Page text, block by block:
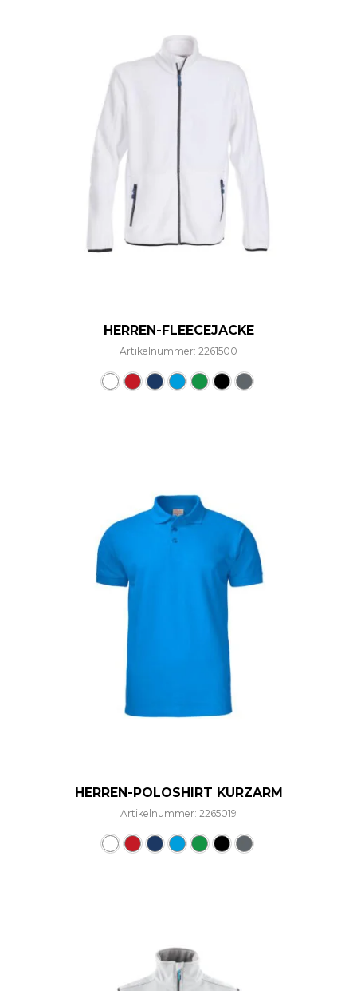
HERREN-FLEECEJACKE
Artikelnummer: 2261500
HERREN-POLOSHIRT KURZARM
Artikelnummer: 2265019